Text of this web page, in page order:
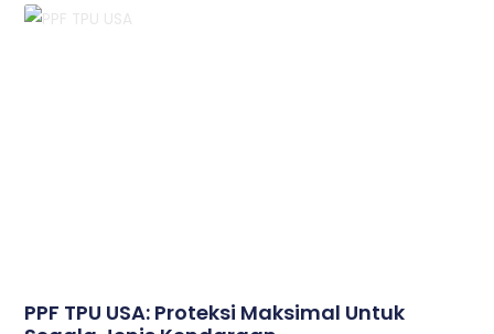
PPF TPU USA: Proteksi Maksimal Untuk